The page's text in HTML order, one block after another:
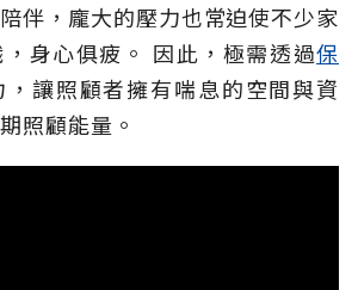
伴，龐大的壓力也常迫使不少家
身心俱疲。 因此，極需透過保
讓照顧者擁有喘息的空間與資
照顧能量。